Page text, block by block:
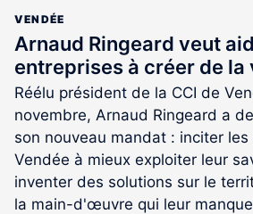
VENDÉE
Arnaud Ringeard veut
entreprises à créer de la
Réélu président de la CCI de
novembre, Arnaud Ringeard a
son nouveau mandat : inciter
Vendée à mieux exploiter leur
inventer des solutions sur le
la main-d'œuvre qui leur